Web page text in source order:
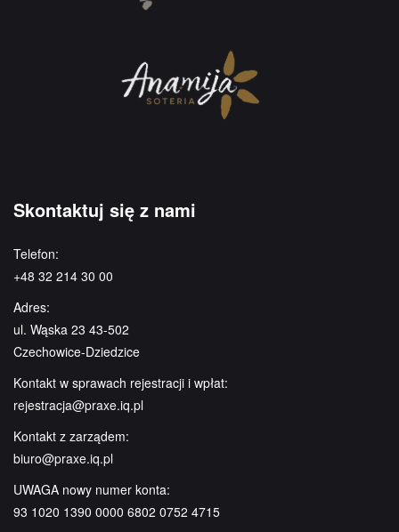
Skontaktuj się z nami
Telefon:
+48 32 214 30 00
Adres:
ul. Wąska 23 43-502
Czechowice-Dziedzice
Kontakt w sprawach rejestracji i wpłat:
rejestracja@praxe.iq.pl
Kontakt z zarządem:
biuro@praxe.iq.pl
UWAGA nowy numer konta:
93 1020 1390 0000 6802 0752 4715